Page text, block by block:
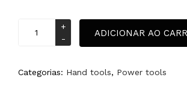
ADICIONAR AO
Categorias: Hand tools, Power tools